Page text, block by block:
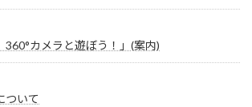
カメラと遊ぼう！」(案内)
ついて